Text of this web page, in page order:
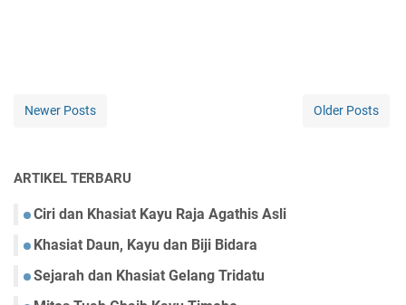
Newer Posts Older Posts
ARTIKEL TERBARU
Ciri dan Khasiat Kayu Raja Agathis Asli
Khasiat Daun, Kayu dan Biji Bidara
Sejarah dan Khasiat Gelang Tridatu